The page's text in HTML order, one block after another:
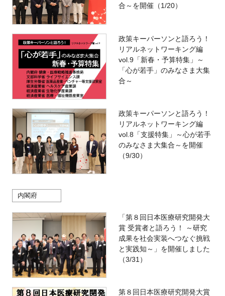
合～を開催（1/20）
政策キーパーソンと語ろう！
リアルネットワーキング編
vol.9「新春・予算特集」～
「心が若手」のみなさま大集
合～
政策キーパーソンと語ろう！
リアルネットワーキング編
vol.8「支援特集」～心が若手
のみなさま大集合～を開催
（9/30）
内閣府
「第８回日本医療研究開発大
賞 受賞者と語ろう！ ～研究
成果を社会実装へつなぐ挑戦
と実践知～」を開催しました
（3/31）
第８回日本医療研究開発大賞